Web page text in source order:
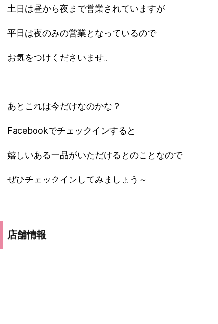
土日は昼から夜まで営業されていますが
平日は夜のみの営業となっているので
お気をつけくださいませ。
あとこれは今だけなのかな？
Facebookでチェックインすると
嬉しいある一品がいただけるとのことなので
ぜひチェックインしてみましょう～
店舗情報